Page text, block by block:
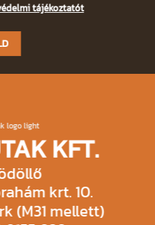
tájékoztatót
KFT.
krt. 10.
(M31 mellett)